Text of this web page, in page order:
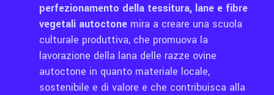
perfezionamento della tessitura, lane e fibre
vegetali autoctone mira a creare una scuola
culturale produttiva, che promuova la
lavorazione della lana delle razze ovine
autoctone in quanto materiale locale,
sostenibile e di valore e che contribuisca alla